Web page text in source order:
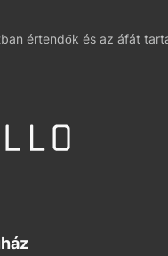
értendők és az áfát